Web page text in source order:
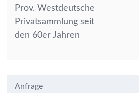
Prov. Westdeutsche
Privatsammlung seit
den 60er Jahren
Anfrage